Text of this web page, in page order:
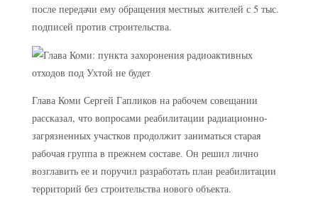
после передачи ему обращения местных жителей с 5 тыс.
подписей против строительства.
Глава Коми Сергей Гапликов на рабочем совещании
рассказал, что вопросами реабилитации радиационно-
загрязненных участков продолжит заниматься старая
рабочая группа в прежнем составе. Он решил лично
возглавить ее и поручил разработать план реабилитации
территорий без строительства нового объекта.